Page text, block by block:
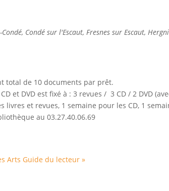
Condé sur l'Escaut, Fresnes sur Escaut,
total de 10 documents par prêt.
et DVD est fixé à : 3 revues / 3 CD / 2 DVD
et revues, 1 semaine pour les CD, 1
au 03.27.40.06.69
Arts Guide du lecteur »